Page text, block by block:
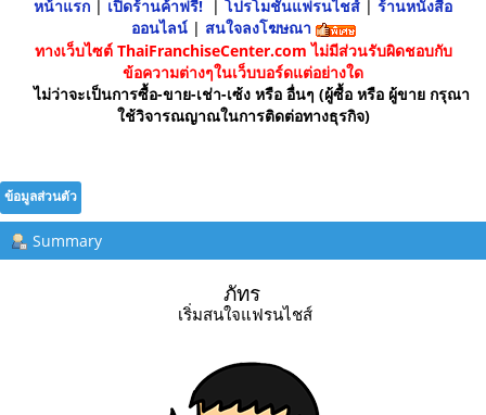
หน้าแรก | เปิดร้านค้าฟรี! | โปรโมชั่นแฟรนไชส์ | ร้านหนังสือ
ออนไลน์ | สนใจลงโฆษณา
ทางเว็บไซต์ ThaiFranchiseCenter.com ไม่มีส่วนรับผิดชอบกับ
ข้อความต่างๆในเว็บบอร์ดแต่อย่างใด
ไม่ว่าจะเป็นการซื้อ-ขาย-เช่า-เซ้ง หรือ อื่นๆ (ผู้ซื้อ หรือ ผู้ขาย กรุณา
ใช้วิจารณญาณในการติดต่อทางธุรกิจ)
ข้อมูลส่วนตัว
Summary
ภัทร
เริ่มสนใจแฟรนไชส์